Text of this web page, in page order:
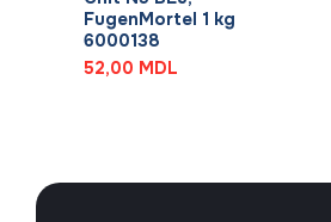
FugenMortel 1 kg
6000138
52,00 MDL